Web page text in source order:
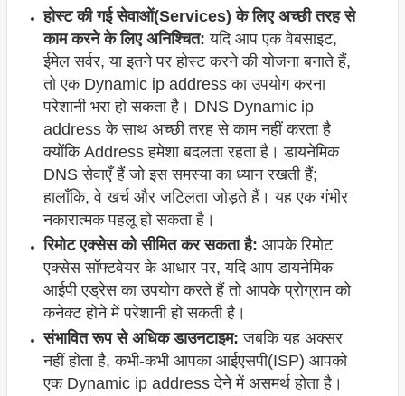
होस्ट की गई सेवाओं(Services) के लिए अच्छी तरह से
काम करने के लिए अनिश्चित: यदि आप एक वेबसाइट,
ईमेल सर्वर, या इतने पर होस्ट करने की योजना बनाते हैं,
तो एक Dynamic ip address का उपयोग करना
परेशानी भरा हो सकता है। DNS Dynamic ip
address के साथ अच्छी तरह से काम नहीं करता है
क्योंकि Address हमेशा बदलता रहता है। डायनेमिक
DNS सेवाएँ हैं जो इस समस्या का ध्यान रखती हैं;
हालाँकि, वे खर्च और जटिलता जोड़ते हैं। यह एक गंभीर
नकारात्मक पहलू हो सकता है।
रिमोट एक्सेस को सीमित कर सकता है: आपके रिमोट
एक्सेस सॉफ्टवेयर के आधार पर, यदि आप डायनेमिक
आईपी एड्रेस का उपयोग करते हैं तो आपके प्रोग्राम को
कनेक्ट होने में परेशानी हो सकती है।
संभावित रूप से अधिक डाउनटाइम: जबकि यह अक्सर
नहीं होता है, कभी-कभी आपका आईएसपी(ISP) आपको
एक Dynamic ip address देने में असमर्थ होता है।